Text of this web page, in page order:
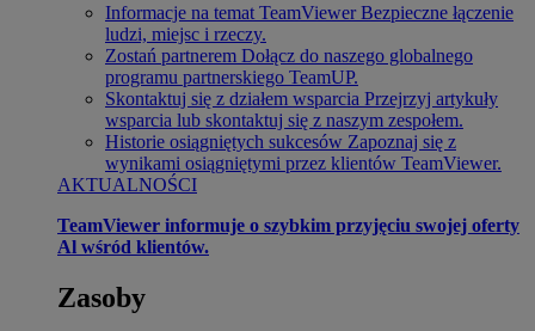
Informacje na temat TeamViewer Bezpieczne łączenie
ludzi, miejsc i rzeczy.
Zostań partnerem Dołącz do naszego globalnego
programu partnerskiego TeamUP.
Skontaktuj się z działem wsparcia Przejrzyj artykuły
wsparcia lub skontaktuj się z naszym zespołem.
Historie osiągniętych sukcesów Zapoznaj się z
wynikami osiągniętymi przez klientów TeamViewer.
AKTUALNOŚCI
TeamViewer informuje o szybkim przyjęciu swojej oferty
Al wśród klientów.
Zasoby